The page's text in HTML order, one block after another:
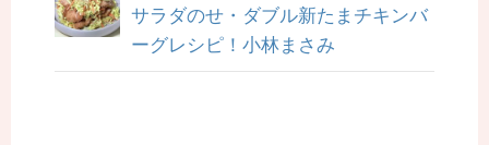
サラダのせ・ダブル新たまチキンバ
ーグレシピ！小林まさみ